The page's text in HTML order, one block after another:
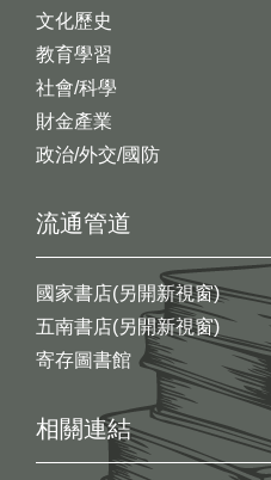
文化歷史
教育學習
社會/科學
財金產業
政治/外交/國防
流通管道
國家書店(另開新視窗)
五南書店(另開新視窗)
寄存圖書館
相關連結